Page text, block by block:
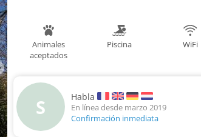
Animales
aceptados
Piscina WiFi
S Habla
En línea desde marzo 2019
Confirmación inmediata